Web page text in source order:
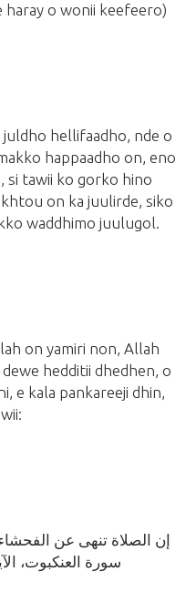
haray o wonii keefeero)
hellifaadho, nde o
happaadho on, eno
si tawii ko gorko hino
on ka juulirde, siko
waddhimo juulugol.
on yamiri non, Allah
hedditii dhedhen, o
e kala pankareeji dhin,
سورة العنكبوت، الآية